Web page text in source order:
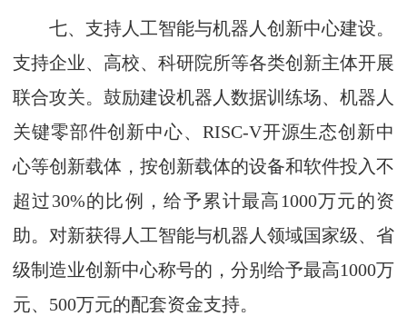
七、支持人工智能与机器人创新中心建设。
支持企业、高校、科研院所等各类创新主体开展
联合攻关。鼓励建设机器人数据训练场、机器人
关键零部件创新中心、RISC-V开源生态创新中
心等创新载体，按创新载体的设备和软件投入不
超过30%的比例，给予累计最高1000万元的资
助。对新获得人工智能与机器人领域国家级、省
级制造业创新中心称号的，分别给予最高1000万
元、500万元的配套资金支持。